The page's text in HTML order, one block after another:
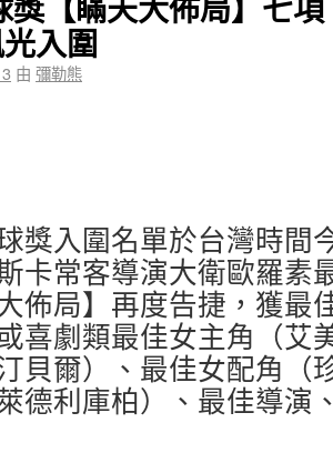
入圍
由 彌勒熊
獎入圍名單於台灣時間
卡常客導演大衛歐羅素
佈局】再度告捷，獲最
喜劇類最佳女主角（艾
汀貝爾）、最佳女配角（
德利庫柏）、最佳導演